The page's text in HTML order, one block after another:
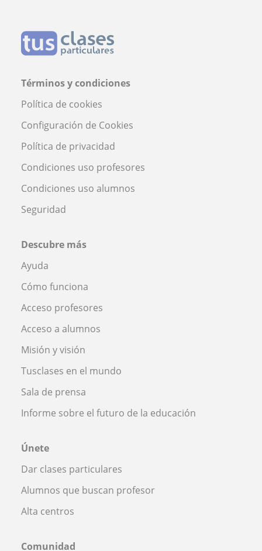
Términos y condiciones
Política de cookies
Configuración de Cookies
Política de privacidad
Condiciones uso profesores
Condiciones uso alumnos
Seguridad
Descubre más
Ayuda
Cómo funciona
Acceso profesores
Acceso a alumnos
Misión y visión
Tusclases en el mundo
Sala de prensa
Informe sobre el futuro de la educación
Únete
Dar clases particulares
Alumnos que buscan profesor
Alta centros
Comunidad